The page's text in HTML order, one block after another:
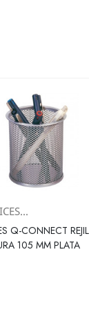
rápida
Q-CONNECT
105 MM PLATA